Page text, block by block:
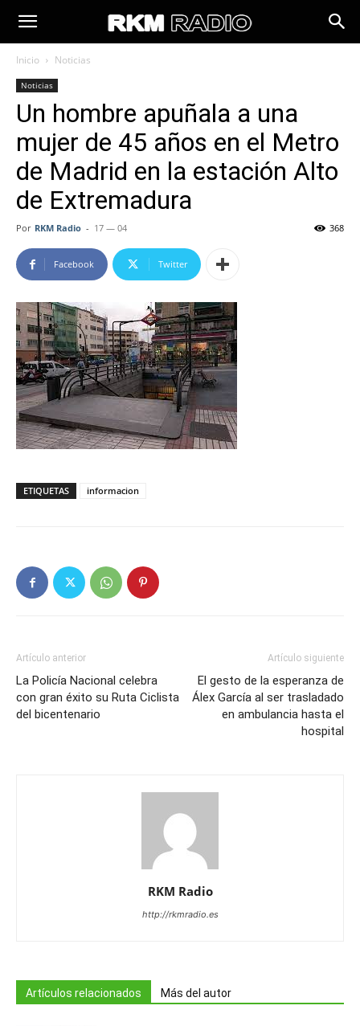
Inicio Noticias
Noticias
Un hombre apuñala a una
mujer de 45 años en el Metro
de Madrid en la estación Alto
de Extremadura
Por RKM Radio - 17 — 04 368
Facebook Twitter
ETIQUETAS informacion
Artículo anterior
La Policía Nacional celebra
con gran éxito su Ruta Ciclista
del bicentenario
Artículo siguiente
El gesto de la esperanza de
Álex García al ser trasladado
en ambulancia hasta el
hospital
RKM Radio
http://rkmradio.es
Artículos relacionados Más del autor